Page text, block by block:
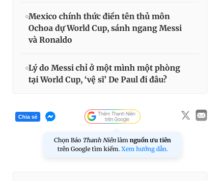
Mexico chính thức điền tên thủ môn
Ochoa dự World Cup, sánh ngang Messi
và Ronaldo
Lý do Messi chỉ ở một mình một phòng
tại World Cup, ‘vệ sĩ’ De Paul đi đâu?
Chia sẻ
Chọn Báo Thanh Niên làm nguồn ưu tiên
trên Google tìm kiếm. Xem hướng dẫn.